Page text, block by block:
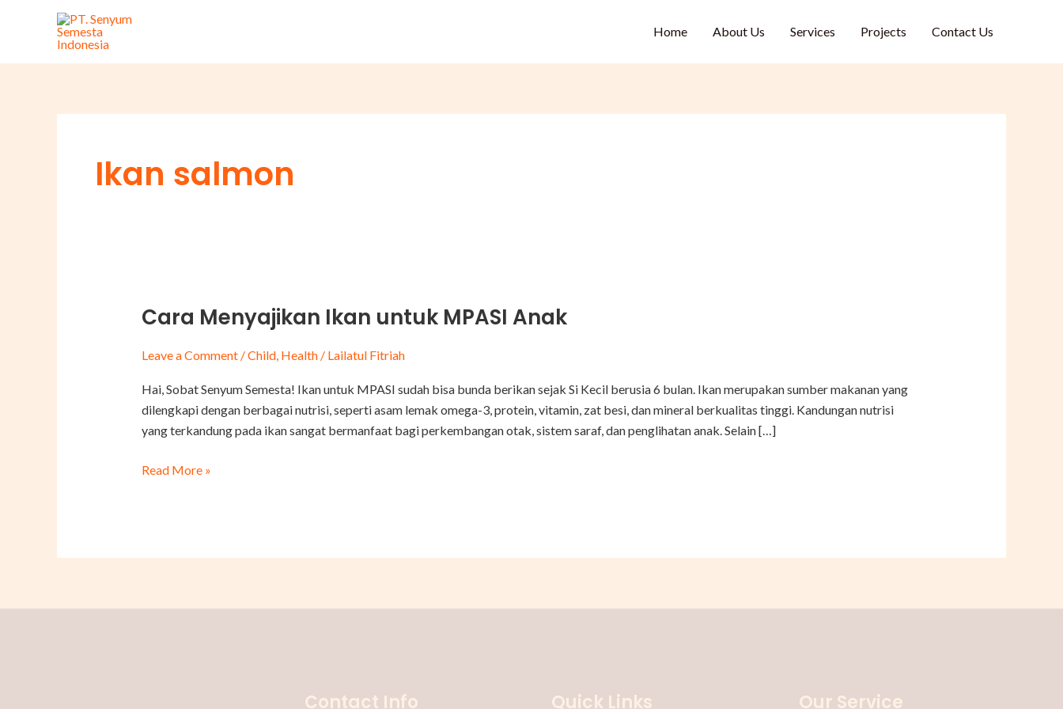
Home About Us Services Projects Contact Us
Ikan salmon
Cara Menyajikan Ikan untuk MPASI Anak
Leave a Comment /Child, Health/ Lailatul Fitriah
Hai, Sobat Senyum Semesta! Ikan untuk MPASI sudah bisa bunda berikan sejak Si Kecil berusia 6 bulan. Ikan merupakan sumber makanan yang
dilengkapi dengan berbagai nutrisi, seperti asam lemak omega-3, protein, vitamin, zat besi, dan mineral berkualitas tinggi. Kandungan nutrisi
yang terkandung pada ikan sangat bermanfaat bagi perkembangan otak, sistem saraf, dan penglihatan anak. Selain […]
Cara
Ikan
MPASI
Anak
Read More »
Contact Info Quick Links Our Service